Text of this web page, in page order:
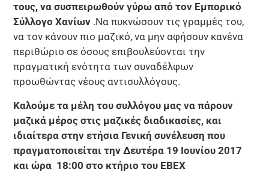
τους, να συσπειρωθούν γύρω από τον Εμπορικό
Σύλλογο Χανίων .Να πυκνώσουν τις γραμμές του,
να τον κάνουν πιο μαζικό, να μην αφήσουν κανένα
περιθώριο σε όσους επιβουλεύονται την
πραγματική ενότητα των συναδέλφων
προωθώντας νέους αντισυλλόγους.
Καλούμε τα μέλη του συλλόγου μας να πάρουν
μαζικά μέρος στις μαζικές διαδικασίες, και
ιδιαίτερα στην ετήσια Γενική συνέλευση που
πραγματοποιείται την Δευτέρα 19 Ιουνίου 2017
και ώρα 18:00 στο κτήριο του ΕΒΕΧ